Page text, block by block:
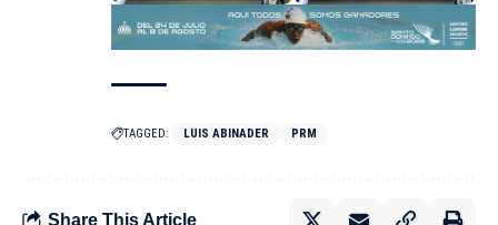
TAGGED: LUIS ABINADER PRM
Share This Article